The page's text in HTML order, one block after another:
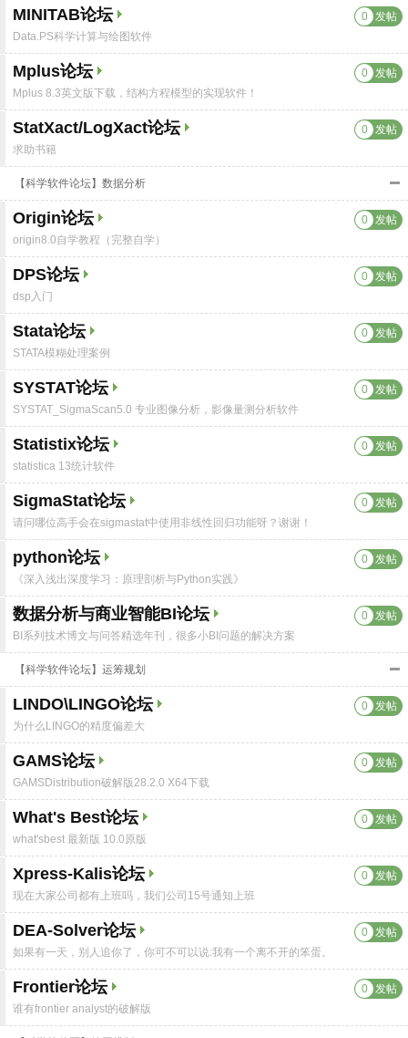
MINITAB论坛 发帖
0
Data.PS科学计算与绘图软件
Mplus论坛 发帖
0
Mplus 8.3英文版下载，结构方程模型的实现软件！
StatXact/LogXact论坛 发帖
0
求助书籍
【科学软件论坛】数据分析
Origin论坛 发帖
0
origin8.0自学教程（完整自学）
DPS论坛 发帖
0
dsp入门
Stata论坛 发帖
0
STATA模糊处理案例
SYSTAT论坛 发帖
0
SYSTAT_SigmaScan5.0 专业图像分析，影像量测分析软件
Statistix论坛 发帖
0
statistica 13统计软件
SigmaStat论坛 发帖
0
请问哪位高手会在sigmastat中使用非线性回归功能呀？谢谢！
python论坛 发帖
0
《深入浅出深度学习：原理剖析与Python实践》
数据分析与商业智能BI论坛 发帖
0
BI系列技术博文与问答精选年刊，很多小BI问题的解决方案
【科学软件论坛】运筹规划
LINDO\LINGO论坛 发帖
0
为什么LINGO的精度偏差大
GAMS论坛 发帖
0
GAMSDistribution破解版28.2.0 X64下载
What's Best论坛 发帖
0
what'sbest 最新版 10.0原版
Xpress-Kalis论坛 发帖
0
现在大家公司都有上班吗，我们公司15号通知上班
DEA-Solver论坛 发帖
0
如果有一天，别人追你了，你可不可以说:我有一个离不开的笨蛋。
Frontier论坛 发帖
0
谁有frontier analyst的破解版